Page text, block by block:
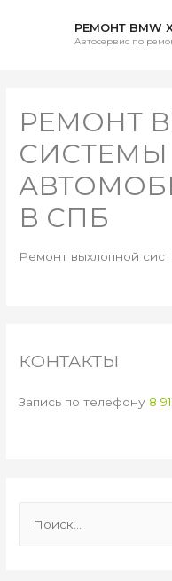
РЕМОНТ BMW
Автосервис по
РЕМОНТ
СИСТЕМЫ
В СПБ
Ремонт выхлопной
КОНТАКТЫ
Запись по телефону 8